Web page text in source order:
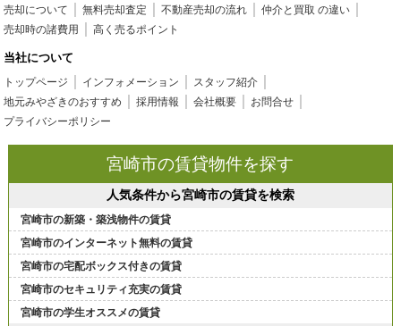
売却について 無料売却査定 不動産売却の流れ
仲介と買取 の違い
売却時の諸費用
高く売るポイント
当社について
トップページ インフォメーション
スタッフ紹介
地元みやざきのおすすめ
採用情報 会社概要
お問合せ
プライバシーポリシー
宮崎市の賃貸物件を探す
人気条件から宮崎市の賃貸を検索
宮崎市の新築・築浅物件の賃貸
宮崎市のインターネット無料の賃貸
宮崎市の宅配ボックス付きの賃貸
宮崎市のセキュリティ充実の賃貸
宮崎市の学生オススメの賃貸